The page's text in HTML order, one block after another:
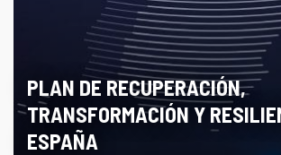
PLAN DE RECUPERACIÓN,
TRANSFORMACIÓN Y
ESPAÑA